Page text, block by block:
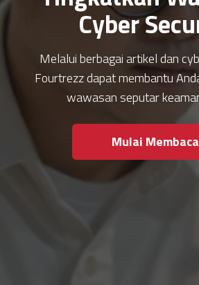
Cyber
Melalui berbagai artikel dan
Fourtrezz dapat membantu
wawasan seputar
Mulai Membaca